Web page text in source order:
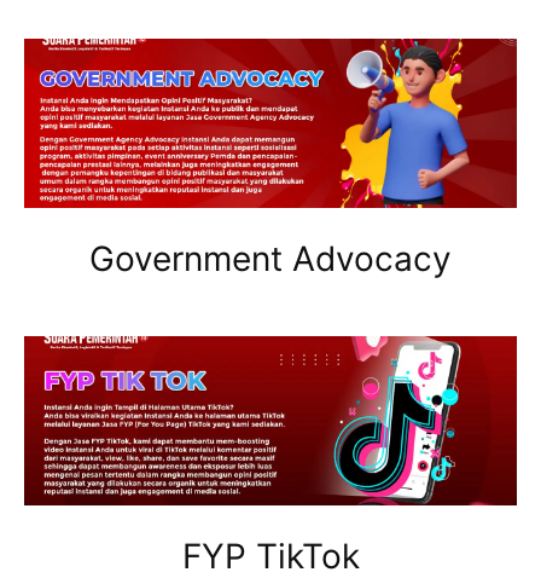
Government Advocacy
FYP TikTok